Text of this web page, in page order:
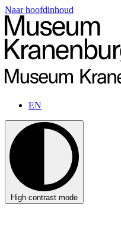
Naar hoofdinhoud
EN
High contrast mode